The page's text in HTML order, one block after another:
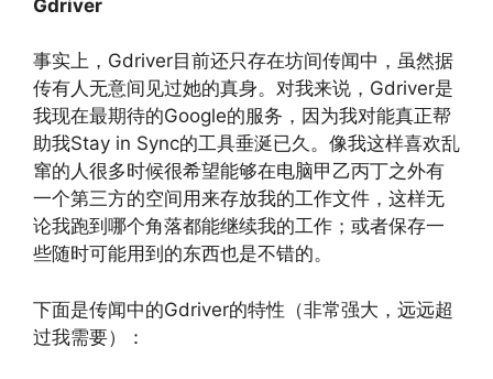
Gdriver
事实上，Gdriver目前还只存在坊间传闻中，虽然据
传有人无意间见过她的真身。对我来说，Gdriver是
我现在最期待的Google的服务，因为我对能真正帮
助我Stay in Sync的工具垂涎已久。像我这样喜欢乱
窜的人很多时候很希望能够在电脑甲乙丙丁之外有
一个第三方的空间用来存放我的工作文件，这样无
论我跑到哪个角落都能继续我的工作；或者保存一
些随时可能用到的东西也是不错的。
下面是传闻中的Gdriver的特性（非常强大，远远超
过我需要）：